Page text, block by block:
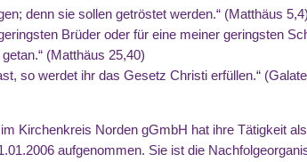
denn sie sollen getröstet werden.“ (Matthäus 5,4)
Brüder oder für eine meiner geringsten
(Matthäus 25,40)
so werdet ihr das Gesetz Christi erfüllen.“
Kirchenkreis Norden gGmbH hat ihre Tätigkeit
aufgenommen. Sie ist die